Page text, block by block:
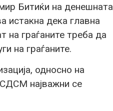
Битиќи на денешната
истакна дека главна
на граѓаните треба да
на граѓаните.
односно на
СДСМ најважни се